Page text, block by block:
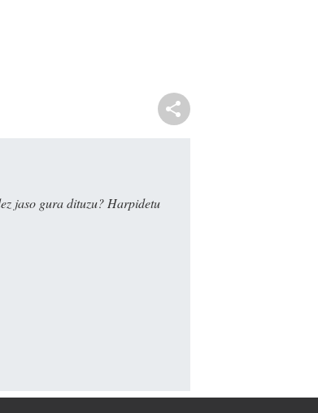
jaso gura dituzu? Harpidetu